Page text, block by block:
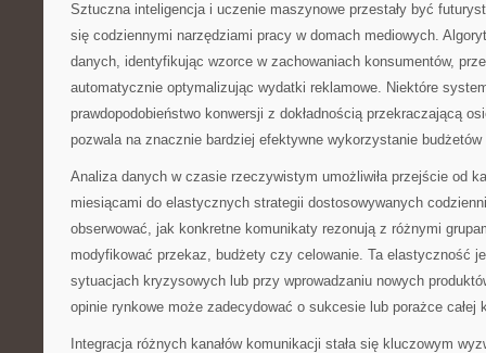
Sztuczna inteligencja i uczenie maszynowe przestały być
się codziennymi narzędziami pracy w domach mediowych.
danych, identyfikując wzorce w zachowaniach konsumentów,
automatycznie optymalizując wydatki reklamowe. Niektóre
prawdopodobieństwo konwersji z dokładnością przekraczającą
pozwala na znacznie bardziej efektywne wykorzystanie
Analiza danych w czasie rzeczywistym umożliwiła przejście od
miesiącami do elastycznych strategii dostosowywanych
obserwować, jak konkretne komunikaty rezonują z różnymi
modyfikować przekaz, budżety czy celowanie. Ta elastyczność
sytuacjach kryzysowych lub przy wprowadzaniu nowych
opinie rynkowe może zadecydować o sukcesie lub porażce całej
Integracja różnych kanałów komunikacji stała się kluczowym